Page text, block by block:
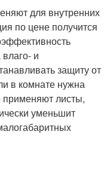
для внутренних
по цене получится
и
защиту от
в комнате нужна
применяют листы,
уменьшит